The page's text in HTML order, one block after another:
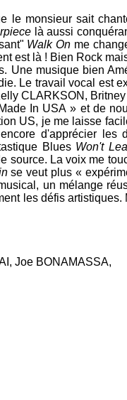
le monsieur sait
là aussi
Walk On me
est là ! Bien Rock
Une musique bien
Le travail vocal est
CLARKSON ,
In USA » et de
US, je me laisse
d'apprécier les
Blues Won't
source. La voix me
se veut plus «
un mélange
les défis artistiques.
, Joe BONAMASSA,